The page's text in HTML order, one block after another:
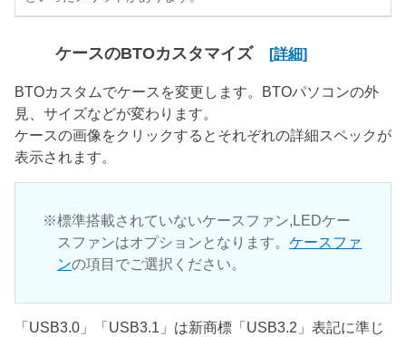
ケースのBTOカスタマイズ [詳細]
BTOカスタムでケースを変更します。BTOパソコンの外
見、サイズなどが変わります。
ケースの画像をクリックするとそれぞれの詳細スペックが
表示されます。
標準搭載されていないケースファン,LEDケー
スファンはオプションとなります。 ケースファ
ンの項目でご選択ください。
「USB3.0」「USB3.1」は新商標「USB3.2」表記に準じ